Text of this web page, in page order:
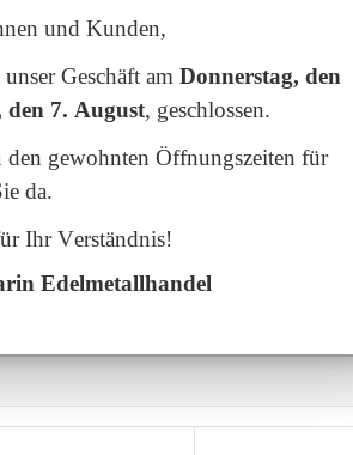
Sie:
in der Obertorstr. 14 in 31675 Bückeburg
Ankauf über den Postweg
keine Geschäfts-Niederlassung haben.
und Kunden,
Geschäft am Donnerstag, den
7. August, geschlossen.
gewohnten Öffnungszeiten für
da.
Ihr Verständnis!
Edelmetallhandel